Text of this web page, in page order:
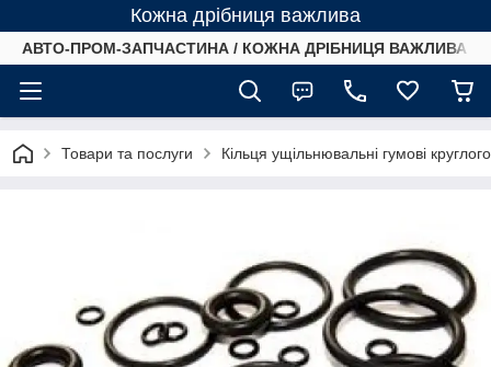
Кожна дрібниця важлива
АВТО-ПРОМ-ЗАПЧАСТИНА / КОЖНА ДРІБНИЦЯ ВАЖЛИВА /
Товари та послуги Кільця ущільнювальні гумові